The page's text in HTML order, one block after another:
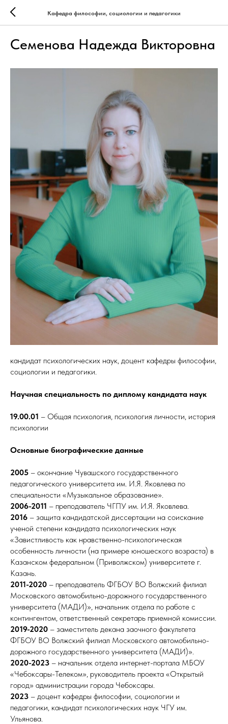
Кафедра философии, социологии и педагогики
Семенова Надежда Викторовна
кандидат психологических наук, доцент кафедры философии,
социологии и педагогики.
Научная специальность по диплому кандидата наук
19.00.01 – Общая психология, психология личности, история
психологии
Основные биографические данные
2005 – окончание Чувашского государственного
педагогического университета им. И.Я. Яковлева по
специальности «Музыкальное образование».
2006-2011 – преподаватель ЧГПУ им. И.Я. Яковлева.
2016 – защита кандидатской диссертации на соискание
ученой степени кандидата психологических наук
«Завистливость как нравственно-психологическая
особенность личности (на примере юношеского возраста) в
Казанском федеральном (Приволжском) университете г.
Казань.
2011-2020 – преподаватель ФГБОУ ВО Волжский филиал
Московского автомобильно-дорожного государственного
университета (МАДИ)», начальник отдела по работе с
контингентом, ответственный секретарь приемной комиссии.
2019-2020 – заместитель декана заочного факультета
ФГБОУ ВО Волжский филиал Московского автомобильно-
дорожного государственного университета (МАДИ)».
2020-2023 – начальник отдела интернет-портала МБОУ
«Чебоксары-Телеком», руководитель проекта «Открытый
город» администрации города Чебоксары.
2023 – доцент кафедры философии, социологии и
педагогики, кандидат психологических наук ЧГУ им.
Ульянова.